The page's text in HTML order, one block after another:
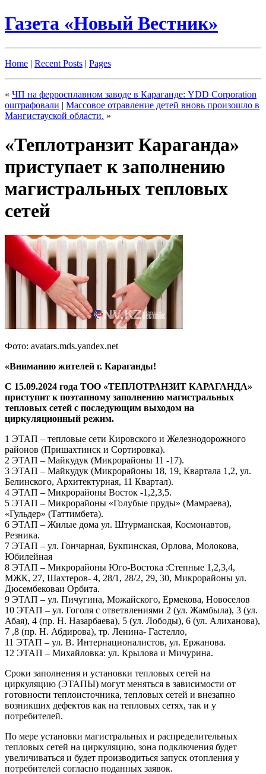
Газета «Новый Вестник»
Home | Recent Posts | Pages
« ЧП на ферросплавном заводе в Караганде: YDD Corporation
оштрафовали | Массовое отравление детей вновь произошло в
Мангистауской области. »
«Теплотранзит Караганда»
приступает к заполнению
магистральных тепловых
сетей
Фото: avatars.mds.yandex.net
«Вниманию жителей г. Караганды!
С 15.09.2024 года ТОО «ТЕПЛОТРАНЗИТ КАРАГАНДА»
приступит к поэтапному заполнению магистральных
тепловых сетей с последующим выходом на
циркуляционный режим.
1 ЭТАП – тепловые сети Кировского и Железнодорожного
районов (Пришахтинск и Сортировка).
2 ЭТАП – Майкудук (Микрорайоны 11 -17).
3 ЭТАП – Майкудук (Микрорайоны 18, 19, Квартала 1,2, ул.
Белинского, Архитектурная, 11 Квартал).
4 ЭТАП – Микрорайоны Восток -1,2,3,5.
5 ЭТАП – Микрорайоны «Голубые пруды» (Мамраева),
«Гульдер» (Таттимбета).
6 ЭТАП – Жилые дома ул. Штурманская, Космонавтов,
Резника.
7 ЭТАП – ул. Гончарная, Букпинская, Орлова, Молокова,
Юбилейная
8 ЭТАП – Микрорайоны Юго-Востока :Степные 1,2,3,4,
МЖК, 27, Шахтеров- 4, 28/1, 28/2, 29, 30, Микрорайоны ул.
Дюсембековаи Орбита.
9 ЭТАП – ул. Пичугина, Можайского, Ермекова, Новоселов
10 ЭТАП – ул. Гоголя с ответвлениями 2 (ул. Жамбыла), 3 (ул.
Абая), 4 (пр. Н. Назарбаева), 5 (ул. Лободы), 6 (ул. Алиханова),
7 ,8 (пр. Н. Абдирова), тр. Ленина- Гастелло,
11 ЭТАП – ул. В. Интернационалистов, ул. Ержанова.
12 ЭТАП – Михайловка: ул. Крылова и Мичурина.
Сроки заполнения и установки тепловых сетей на
циркуляцию (ЭТАПЫ) могут меняться в зависимости от
готовности теплоисточника, тепловых сетей и внезапно
возникших дефектов как на тепловых сетях, так и у
потребителей.
По мере установки магистральных и распределительных
тепловых сетей на циркуляцию, зона подключения будет
увеличиваться и будет производиться запуск отопления у
потребителей согласно поданных заявок.